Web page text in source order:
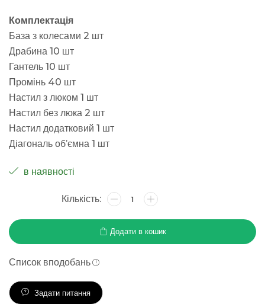
Комплектація
База з колесами 2 шт
Драбина 10 шт
Гантель 10 шт
Промінь 40 шт
Настил з люком 1 шт
Настил без люка 2 шт
Настил додатковий 1 шт
Діагональ об’ємна 1 шт
в наявності
Додати в кошик
Список вподобань
Задати питання